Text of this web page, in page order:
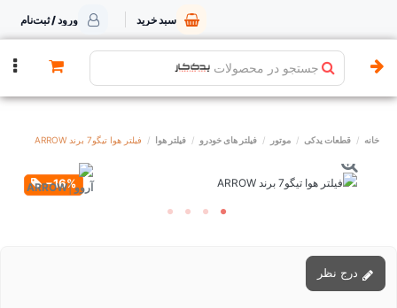
سبد خرید ورود / ثبت‌نام
جستجو در محصولات
خانه قطعات یدکی موتور فیلتر های خودرو فیلتر هوا فیلتر هوا تیگو7 برند ARROW
‎−16%